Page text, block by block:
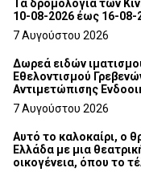
Τα δρομολόγια των
10-08-2026 έως 16-08-
7 Αυγούστου 2026
Δωρεά ειδών
Εθελοντισμού
Αντιμετώπισης
Τμήματος Γρεβενών
7 Αυγούστου 2026
Αυτό το καλοκαίρι, ο
Ελλάδα με μια
οικογένεια,